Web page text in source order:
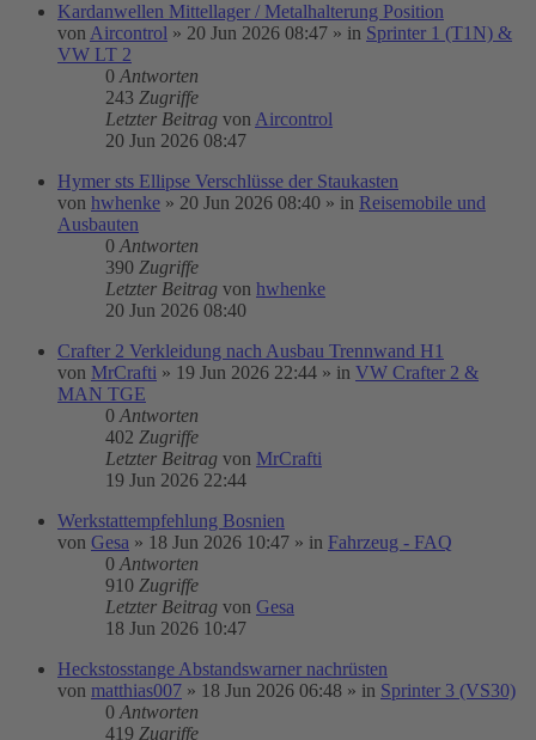
Kardanwellen Mittellager / Metalhalterung Position
von Aircontrol » 20 Jun 2026 08:47 » in Sprinter 1 (T1N) &
VW LT 2
0 Antworten
243 Zugriffe
Letzter Beitrag von Aircontrol
20 Jun 2026 08:47
Hymer sts Ellipse Verschlüsse der Staukasten
von hwhenke » 20 Jun 2026 08:40 » in Reisemobile und
Ausbauten
0 Antworten
390 Zugriffe
Letzter Beitrag von hwhenke
20 Jun 2026 08:40
Crafter 2 Verkleidung nach Ausbau Trennwand H1
von MrCrafti » 19 Jun 2026 22:44 » in VW Crafter 2 &
MAN TGE
0 Antworten
402 Zugriffe
Letzter Beitrag von MrCrafti
19 Jun 2026 22:44
Werkstattempfehlung Bosnien
von Gesa » 18 Jun 2026 10:47 » in Fahrzeug - FAQ
0 Antworten
910 Zugriffe
Letzter Beitrag von Gesa
18 Jun 2026 10:47
Heckstosstange Abstandswarner nachrüsten
von matthias007 » 18 Jun 2026 06:48 » in Sprinter 3 (VS30)
0 Antworten
419 Zugriffe